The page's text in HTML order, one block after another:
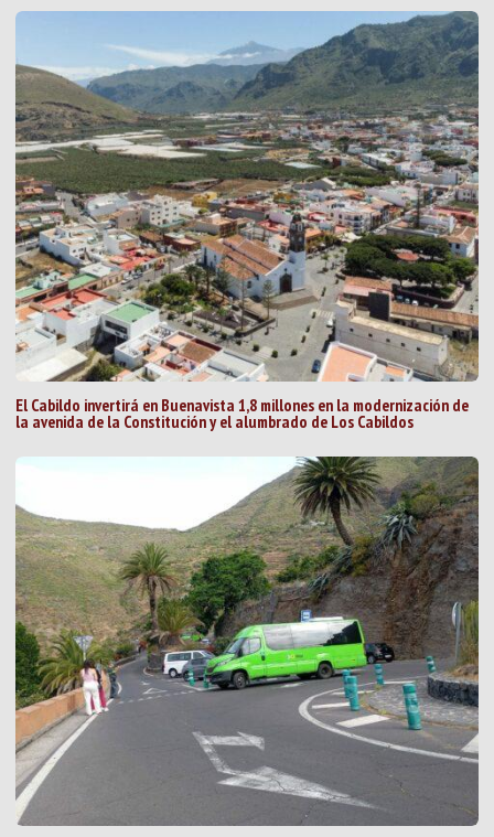
El Cabildo invertirá en Buenavista 1,8 millones en la modernización de
la avenida de la Constitución y el alumbrado de Los Cabildos